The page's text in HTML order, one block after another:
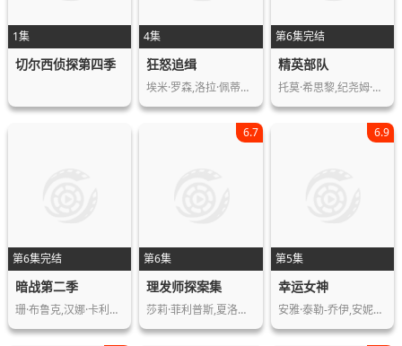
1集
切尔西侦探第四季
4集
狂怒追缉
埃米·罗森,洛拉·佩蒂克鲁,斯科特·麦…
第6集完结
精英部队
托莫·希思黎,纪尧姆·谷伊,菲利普·舒…
第6集完结
暗战第二季
珊·布鲁克,汉娜·卡利克-布朗,西蒙·…
第6集
6.7
理发师探案集
莎莉·菲利普斯,夏洛特·乔丹,本·卡斯…
第5集
6.9
幸运女神
安雅·泰勒-乔伊,安妮特·贝宁,蒂莫西…